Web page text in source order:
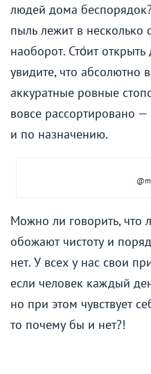
людей дома
пыль лежит в несколько
наоборот. Сто́ит
увидите, что абсолютно
аккуратные ровные
вовсе рассортировано
и по назначению.
Можно ли говорить, что
обожают чистоту и
нет. У всех у нас свои
если человек каждый
но при этом чувствует
то почему бы и нет?!